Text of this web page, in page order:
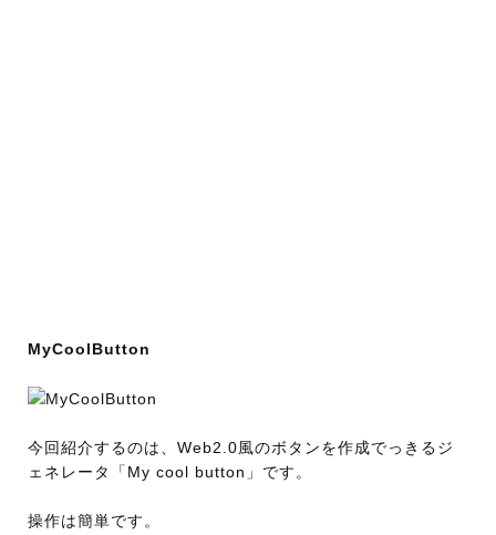
MyCoolButton
今回紹介するのは、Web2.0風のボタンを作成でっきるジ
ェネレータ「My cool button」です。
操作は簡単です。